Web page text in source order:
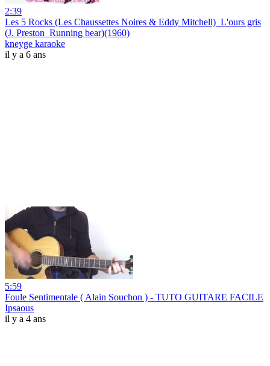
2:39
Les 5 Rocks (Les Chaussettes Noires & Eddy Mitchell)_L'ours gris
(J. Preston_Running bear)(1960)
kneyge karaoke
il y a 6 ans
5:59
Foule Sentimentale ( Alain Souchon ) - TUTO GUITARE FACILE
Ipsaous
il y a 4 ans